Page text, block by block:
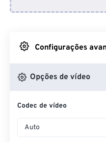
Do
Do
Configurações
Opções de vídeo
Codec de vídeo
Auto